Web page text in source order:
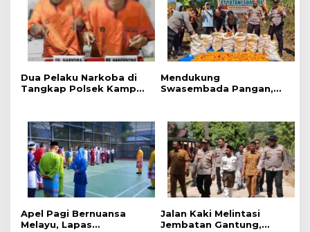
Dua Pelaku Narkoba di
Tangkap Polsek Kampar
Mendukung
Swasembada Pangan,
Lahan PT Yutani Suadiri
Apel Pagi Bernuansa
Melayu, Lapas
Jalan Kaki Melintasi
Jembatan Gantung,